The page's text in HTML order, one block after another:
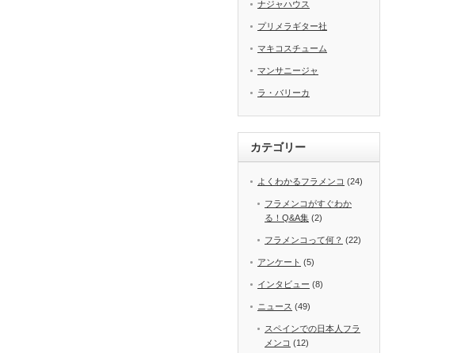
ナジャハウス
プリメラギター社
マキコスチューム
マンサニージャ
ラ・バリーカ
カテゴリー
よくわかるフラメンコ (24)
フラメンコがすぐわか
る！Q&A集 (2)
フラメンコって何？ (22)
アンケート (5)
インタビュー (8)
ニュース (49)
スペインでの日本人フラ
メンコ (12)